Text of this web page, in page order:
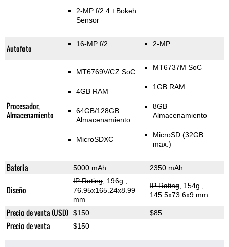
2-MP f/2.4 +Bokeh
Sensor
Autofoto 16-MP f/2 2-MP
Procesador,
Almacenamiento
MT6769V/CZ SoC
4GB RAM
64GB/128GB
Almacenamiento
MicroSDXC
MT6737M SoC
1GB RAM
8GB
Almacenamiento
MicroSD (32GB
max.)
Bateria 5000 mAh 2350 mAh
Diseño
IP Rating, 196g
76.95x165.24x8.99
mm
IP Rating, 154g
145.5x73.6x9 mm
Precio de venta (USD) $150 $85
Precio de venta $150